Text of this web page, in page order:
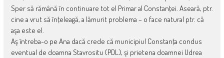
Sper să rămână în continuare tot el Primar al Constanţei. Aseară, ptr.
cine a vrut să înţeleagă, a lămurit problema – o face natural ptr. că
aşa este el.
Aş întreba-o pe Ana dacă crede că municipiul Constanţa condus
eventual de doamna Stavrositu (PDL), şi prietena doamnei Udrea